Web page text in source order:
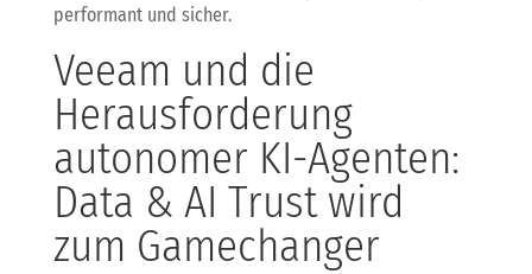
performant und sicher.
Veeam und die
Herausforderung
autonomer KI-Agenten:
Data & AI Trust wird
zum Gamechanger